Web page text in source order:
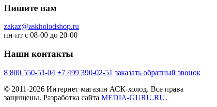
Пишите нам
zakaz@askholodshop.ru
пн-пт с 08-00 до 20-00
Наши контакты
8 800 550-51-04 +7 499 390-02-51 заказать обратный звонок
© 2011-2026 Интернет-магазин АСК-холод. Все права
защищены. Разработка сайта MEDIA-GURU.RU.